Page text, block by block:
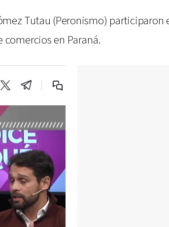
Tutau (Peronismo) participaron
en Paraná.